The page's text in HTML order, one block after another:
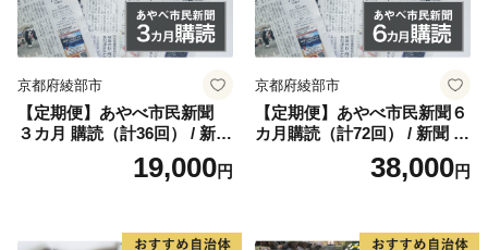
京都府綾部市
【定期便】あやべ市民新聞
３カ月 購読（計36回） / 新聞
情報誌 定期購読 綾部市 / 株
式会社あやべ市民新聞社［B
19,000円
京都府綾部市
【定期便】あやべ市民新聞６
カ月購読（計72回） / 新聞 情
報誌 定期購読 綾部市 / 株式
会社あやべ市民新聞社［BSC
38,000円